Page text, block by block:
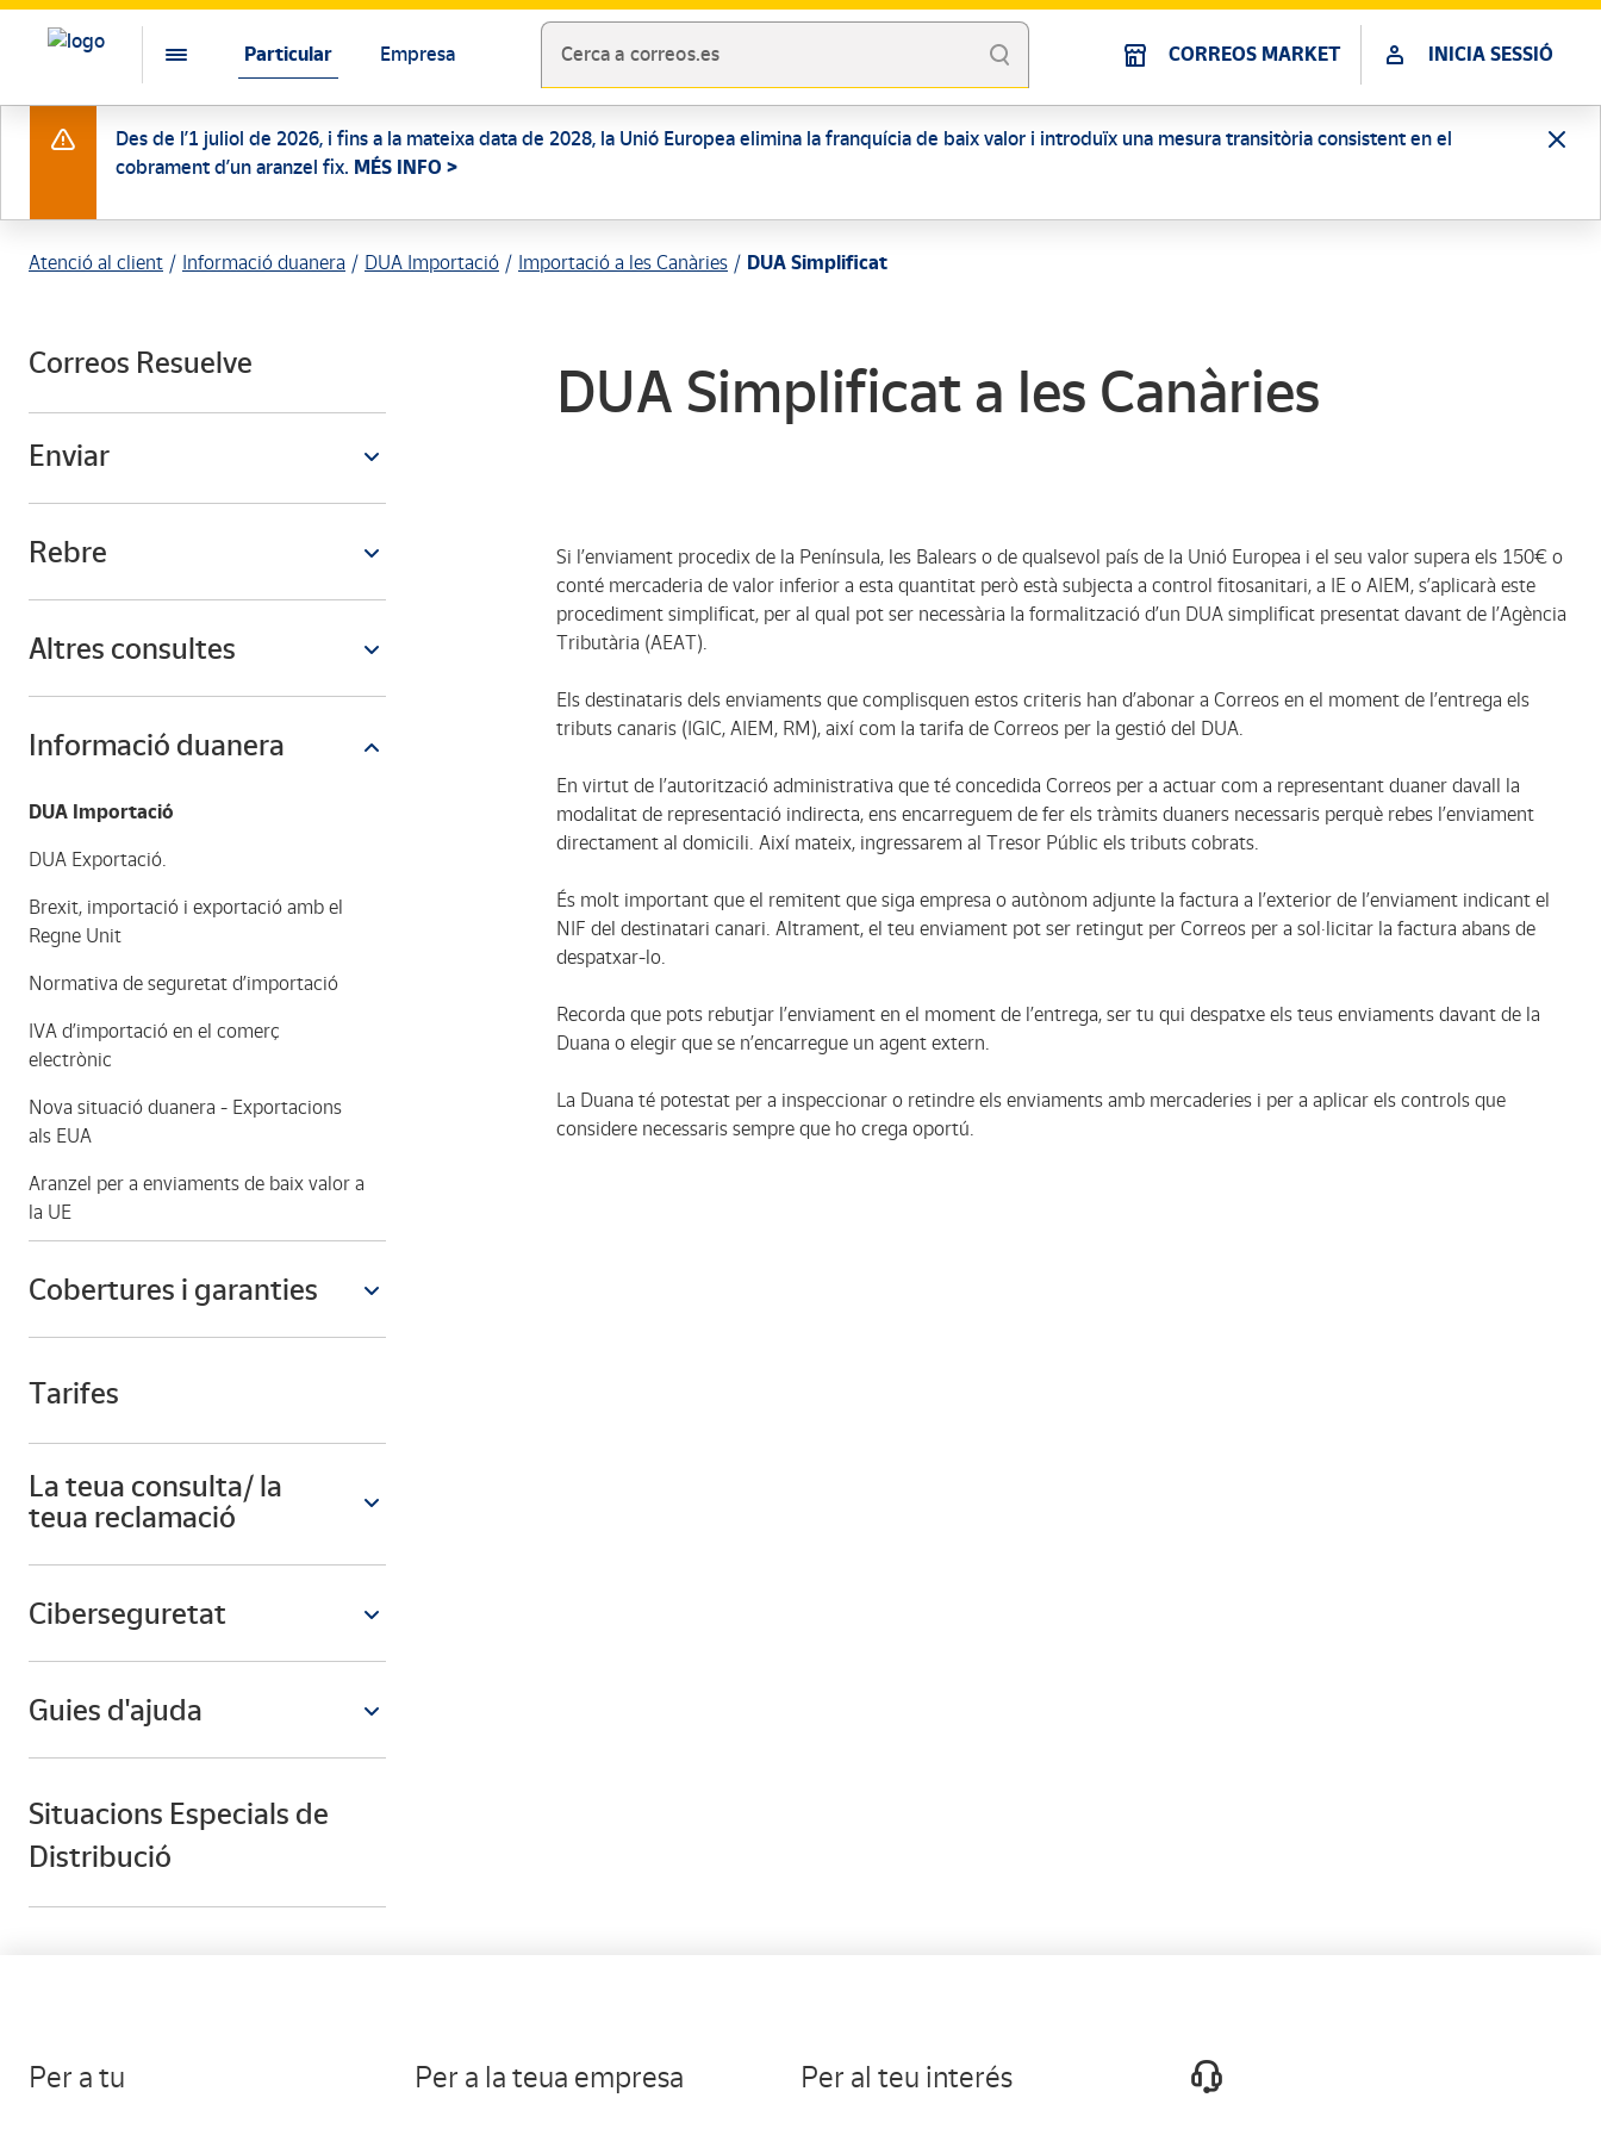
Particular Empresa Cerca a correos.es CORREOS MARKET INICIA SESSIÓ
Des de l’1 juliol de 2026, i fins a la mateixa data de 2028, la Unió Europea elimina la franquícia de baix valor i introduïx una mesura transitòria consistent en el
cobrament d’un aranzel fix. MÉS INFO >
Atenció al client Informació duanera DUA Importació Importació a les Canàries DUA Simplificat
Correos Resuelve
Enviar
Rebre
Altres consultes
Informació duanera
DUA Importació
DUA Exportació.
Brexit, importació i exportació amb el
Regne Unit
Normativa de seguretat d’importació
IVA d’importació en el comerç
electrònic
Nova situació duanera - Exportacions
als EUA
Aranzel per a enviaments de baix valor a
la UE
Cobertures i garanties
Tarifes
La teua consulta/ la
teua reclamació
Ciberseguretat
Guies d'ajuda
Situacions Especials de
Distribució
DUA Simplificat a les Canàries
Si l’enviament procedix de la Península, les Balears o de qualsevol país de la Unió Europea i el seu valor supera els 150€ o
conté mercaderia de valor inferior a esta quantitat però està subjecta a control fitosanitari, a IE o AIEM, s’aplicarà este
procediment simplificat, per al qual pot ser necessària la formalització d’un DUA simplificat presentat davant de l’Agència
Tributària (AEAT).
Els destinataris dels enviaments que complisquen estos criteris han d’abonar a Correos en el moment de l’entrega els
tributs canaris (IGIC, AIEM, RM), així com la tarifa de Correos per la gestió del DUA.
En virtut de l’autorització administrativa que té concedida Correos per a actuar com a representant duaner davall la
modalitat de representació indirecta, ens encarreguem de fer els tràmits duaners necessaris perquè rebes l’enviament
directament al domicili. Així mateix, ingressarem al Tresor Públic els tributs cobrats.
És molt important que el remitent que siga empresa o autònom adjunte la factura a l’exterior de l’enviament indicant el
NIF del destinatari canari. Altrament, el teu enviament pot ser retingut per Correos per a sol·licitar la factura abans de
despatxar-lo.
Recorda que pots rebutjar l’enviament en el moment de l’entrega, ser tu qui despatxe els teus enviaments davant de la
Duana o elegir que se n’encarregue un agent extern.
La Duana té potestat per a inspeccionar o retindre els enviaments amb mercaderies i per a aplicar els controls que
considere necessaris sempre que ho crega oportú.
Per a tu Per a la teua empresa Per al teu interés